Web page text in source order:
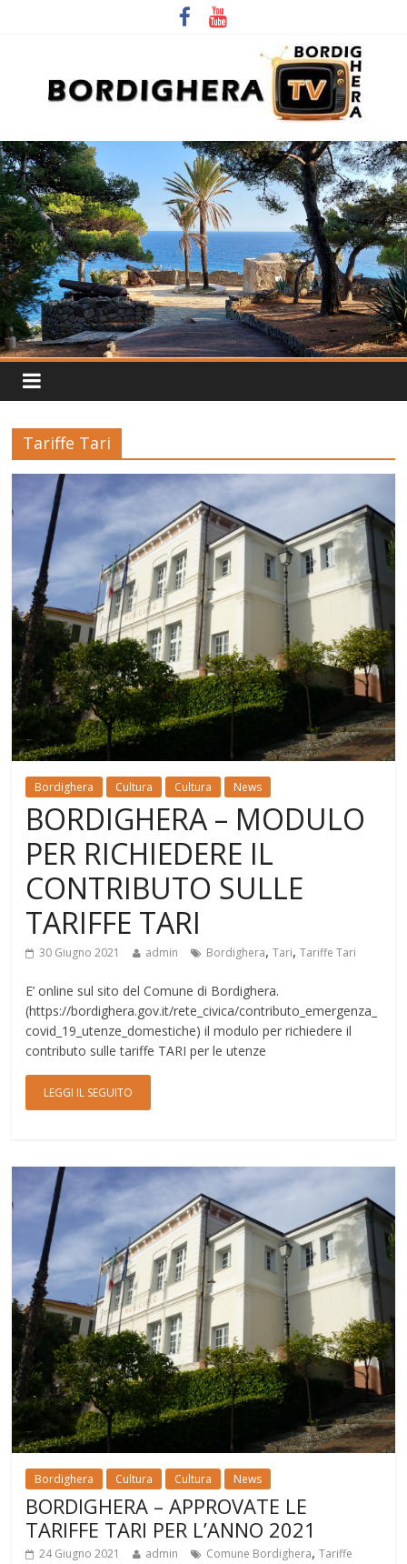
Tariffe Tari
Bordighera Cultura Cultura News
BORDIGHERA – MODULO
PER RICHIEDERE IL
CONTRIBUTO SULLE
TARIFFE TARI
30 Giugno 2021 admin Bordighera,Tari,Tariffe Tari
E’ online sul sito del Comune di Bordighera.
(https://bordighera.gov.it/rete_civica/contributo_emergenza_
covid_19_utenze_domestiche) il modulo per richiedere il
contributo sulle tariffe TARI per le utenze
LEGGI IL SEGUITO
Bordighera Cultura Cultura News
BORDIGHERA – APPROVATE LE
TARIFFE TARI PER L’ANNO 2021
24 Giugno 2021 admin Comune Bordighera,Tariffe